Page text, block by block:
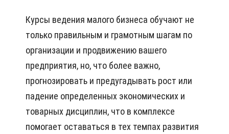
Курсы ведения малого бизнеса обучают не
только правильным и грамотным шагам по
организации и продвижению вашего
предприятия, но, что более важно,
прогнозировать и предугадывать рост или
падение определенных экономических и
товарных дисциплин, что в комплексе
помогает оставаться в тех темпах развития